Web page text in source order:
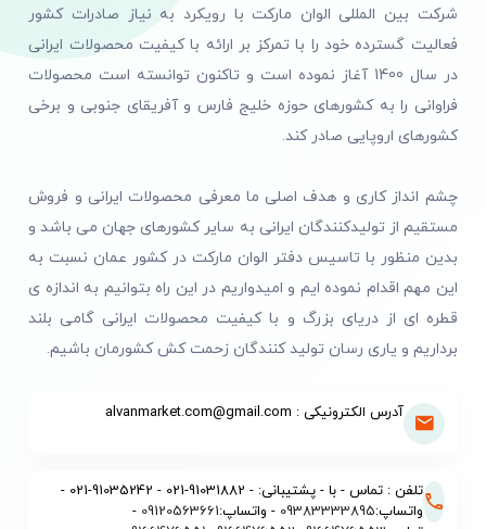
شرکت بین المللی الوان مارکت با رویکرد به نیاز صادرات کشور
فعالیت گسترده خود را با تمرکز بر ارائه با کیفیت محصولات ایرانی
در سال 1400 آغاز نموده است و تاکنون توانسته است محصولات
فراوانی را به کشورهای حوزه خلیج فارس و آفریقای جنوبی و برخی
کشورهای اروپایی صادر کند.
چشم انداز کاری و هدف اصلی ما معرفی محصولات ایرانی و فروش
مستقیم از تولیدکنندگان ایرانی به سایر کشورهای جهان می باشد و
بدین منظور با تاسیس دفتر الوان مارکت در کشور عمان نسبت به
این مهم اقدام نموده ایم و امیدواریم در این راه بتوانیم به اندازه ی
قطره ای از دریای بزرگ و با کیفیت محصولات ایرانی گامی بلند
برداریم و یاری رسان تولید کنندگان زحمت کش کشورمان باشیم.
آدرس الکترونیکی : alvanmarket.com@gmail.com
تلفن : تماس - با - پشتیبانی: - 91031882-021 - 91035242-021 -
واتساپ:09383333895 - واتساپ:09120563661
-